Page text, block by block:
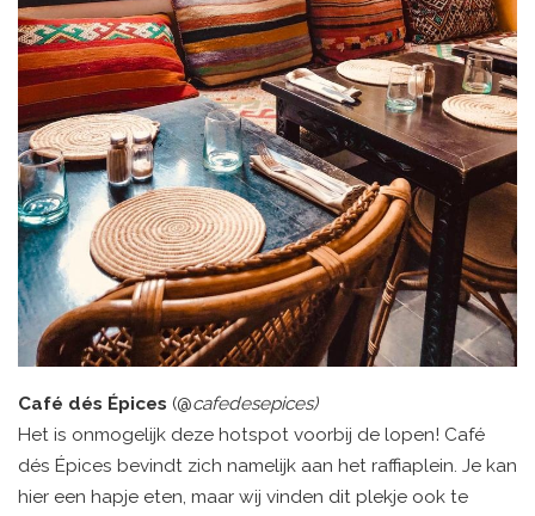
Café dés Épices (@cafedesepices)
Het is onmogelijk deze hotspot voorbij de lopen! Café
dés Épices bevindt zich namelijk aan het raffiaplein. Je kan
hier een hapje eten, maar wij vinden dit plekje ook te